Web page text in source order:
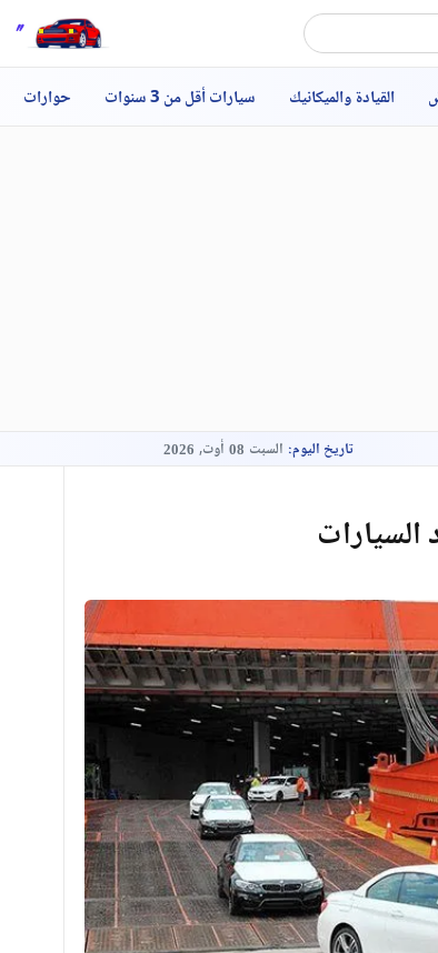
القيادة والميكانيك سيارات أقل من 3 سنوات حوارات
تاريخ اليوم: السبت 08 أوت, 2026